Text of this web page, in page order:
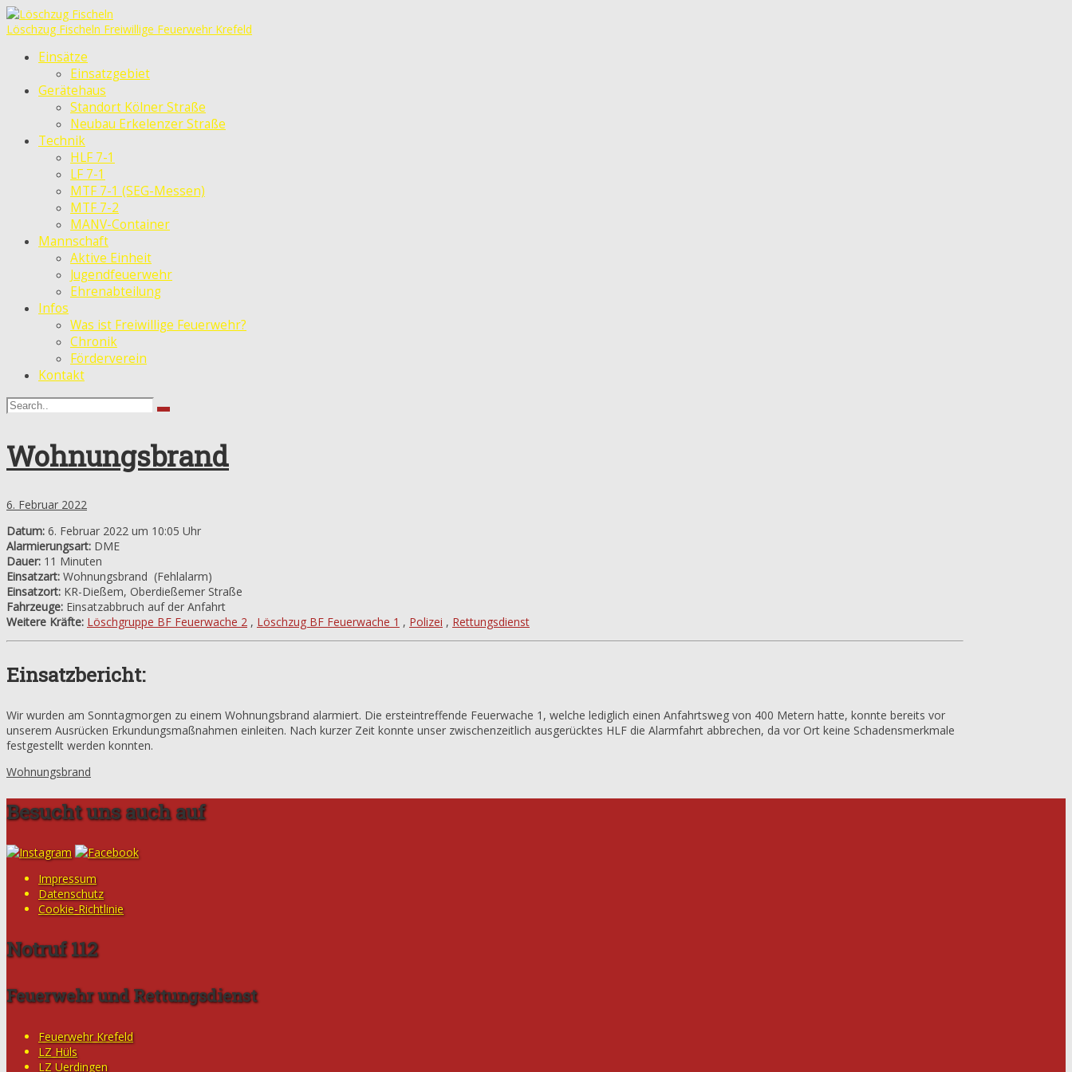
Löschzug Fischeln Freiwillige Feuerwehr Krefeld
Einsätze
Einsatzgebiet
Gerätehaus
Standort Kölner Straße
Neubau Erkelenzer Straße
Technik
HLF 7-1
LF 7-1
MTF 7-1 (SEG-Messen)
MTF 7-2
MANV-Container
Mannschaft
Aktive Einheit
Jugendfeuerwehr
Ehrenabteilung
Infos
Was ist Freiwillige Feuerwehr?
Chronik
Förderverein
Kontakt
Wohnungsbrand
6. Februar 2022
Datum: 6. Februar 2022 um 10:05 Uhr
Alarmierungsart: DME
Dauer: 11 Minuten
Einsatzart: Wohnungsbrand (Fehlalarm)
Einsatzort: KR-Dießem, Oberdießemer Straße
Fahrzeuge: Einsatzabbruch auf der Anfahrt
Weitere Kräfte: Löschgruppe BF Feuerwache 2 , Löschzug BF Feuerwache 1 , Polizei , Rettungsdienst
Einsatzbericht:
Wir wurden am Sonntagmorgen zu einem Wohnungsbrand alarmiert. Die ersteintreffende Feuerwache 1, welche lediglich einen Anfahrtsweg von 400 Metern hatte, konnte bereits vor
unserem Ausrücken Erkundungsmaßnahmen einleiten. Nach kurzer Zeit konnte unser zwischenzeitlich ausgerücktes HLF die Alarmfahrt abbrechen, da vor Ort keine Schadensmerkmale
festgestellt werden konnten.
Wohnungsbrand
Besucht uns auch auf
Impressum
Datenschutz
Cookie-Richtlinie
Notruf 112
Feuerwehr und Rettungsdienst
Feuerwehr Krefeld
LZ Hüls
LZ Uerdingen